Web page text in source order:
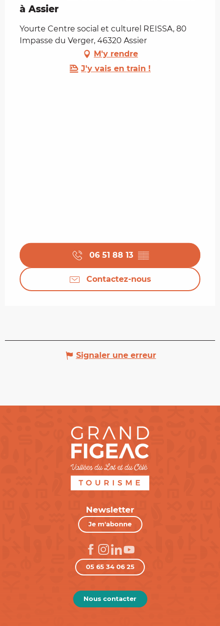
à Assier
Yourte Centre social et culturel REISSA, 80
Impasse du Verger, 46320 Assier
M'y rendre
J'y vais en train !
06 51 88 13 ▒▒
Contactez-nous
Signaler une erreur
Newsletter
Je m'abonne
05 65 34 06 25
Nous contacter